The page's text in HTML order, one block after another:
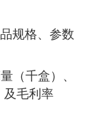
规格、参数
（千盒）、
及毛利率